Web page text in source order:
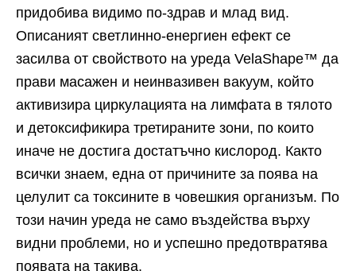
придобива видимо по-здрав и млад вид.
Описаният светлинно-енергиен ефект се
засилва от свойството на уреда VelaShape™ да
прави масажен и неинвазивен вакуум, който
активизира циркулацията на лимфата в тялото
и детоксификира третираните зони, по които
иначе не достига достатъчно кислород. Както
всички знаем, една от причините за поява на
целулит са токсините в човешкия организъм. По
този начин уреда не само въздейства върху
видни проблеми, но и успешно предотвратява
появата на такива.